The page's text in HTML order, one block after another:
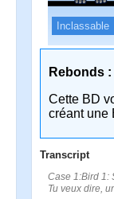
Inclassable
Rebonds :
Cette BD
créant une
Transcript
Case 1:Bird 1:
Tu veux dire,